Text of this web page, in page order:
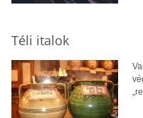
Téli italok